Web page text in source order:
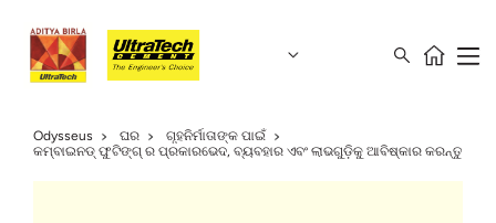
Odysseus ଘର
ଗୃହନିର୍ମାତାଙ୍କ ପାଇଁ
କମ୍ବାଇନଡ୍ ଫୁଟିଙ୍ଗ୍ ର ପ୍ରକାରଭେଦ, ବ୍ୟବହାର ଏବଂ ଲାଭଗୁଡ଼ିକୁ ଆବିଷ୍କାର କରନ୍ତୁ